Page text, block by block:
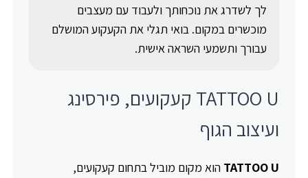
לך לשדרג את נוכחותך ולעבוד עם מעצבים
מוכשרים במקום. בואי תגלי את הקעקוע המושלם
עבורך ותשמעי השראה אישית.
TATTOO U קעקועים, פירסינג
ועיצוב הגוף
TATTOO U הוא מקום מוביל בתחום קעקועים,